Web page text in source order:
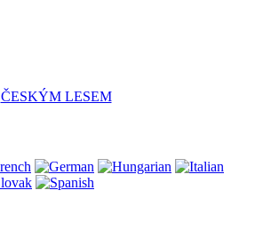
ČESKÝM LESEM